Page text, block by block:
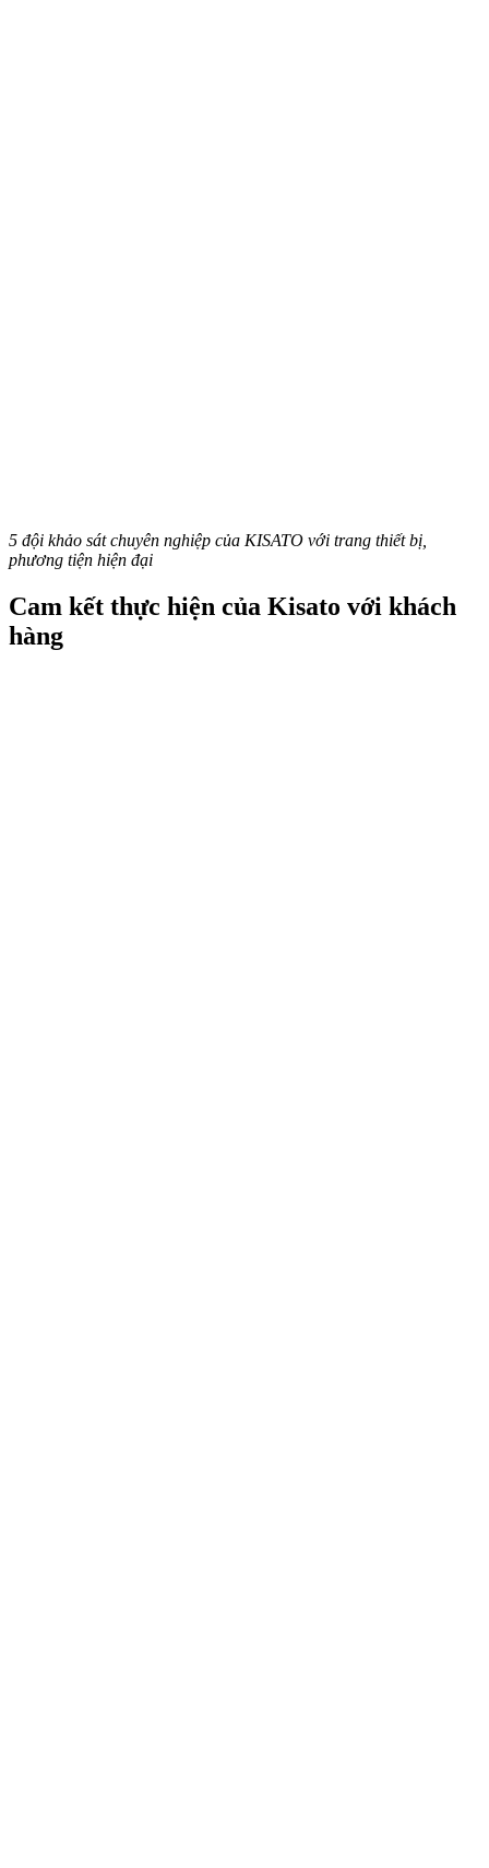
5 đội khảo sát chuyên nghiệp của KISATO với trang thiết bị,
phương tiện hiện đại
Cam kết thực hiện của Kisato với khách
hàng